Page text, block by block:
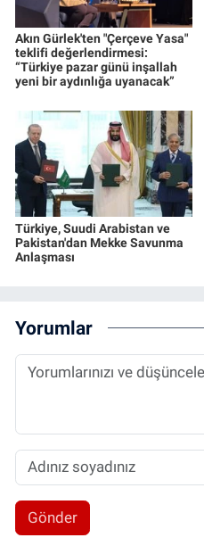
Akın Gürlek'ten "Çerçeve Yasa"
teklifi değerlendirmesi:
“Türkiye pazar günü inşallah
yeni bir aydınlığa uyanacak”
Türkiye, Suudi Arabistan ve
Pakistan'dan Mekke Savunma
Anlaşması
Yorumlar
Gönder